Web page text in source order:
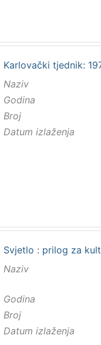
Karlovački tjednik:
Naziv
Godina
Broj
Datum izlaženja
Svjetlo : prilog za
Naziv
Godina
Broj
Datum izlaženja